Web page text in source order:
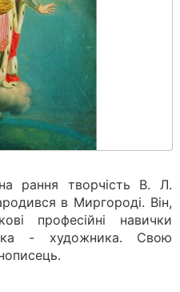
рання творчість В. Л.
в Миргороді. Він,
професійні навички
- художника. Свою